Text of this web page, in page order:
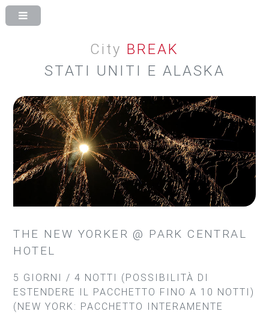
City BREAK
STATI UNITI E ALASKA
THE NEW YORKER @ PARK CENTRAL
HOTEL
5 GIORNI / 4 NOTTI (POSSIBILITÀ DI
ESTENDERE IL PACCHETTO FINO A 10 NOTTI)
(NEW YORK: PACCHETTO INTERAMENTE